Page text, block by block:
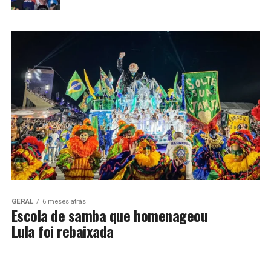
GERAL 6 meses atrás
Escola de samba que homenageou
Lula foi rebaixada